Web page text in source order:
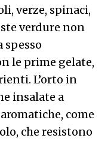
verze, spinaci,
verdure non
spesso
le prime gelate,
L’orto in
insalate a
come
che resistono